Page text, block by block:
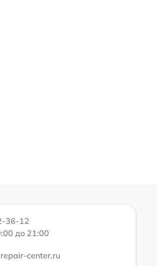
36-12
до 21:00
center.ru